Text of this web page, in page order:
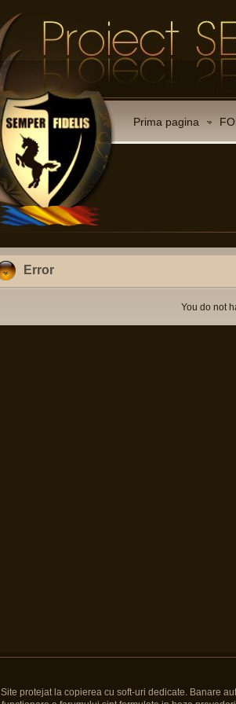
Prima pagina
Error
You do not
Site protejat la copierea cu soft-uri dedicate. Banare